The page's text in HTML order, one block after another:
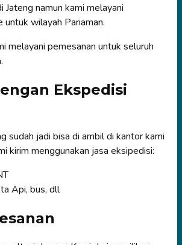
Jateng namun kami melayani
untuk wilayah Pariaman.
melayani pemesanan untuk seluruh
Ekspedisi
sudah jadi bisa di ambil di kantor kami
kirim menggunakan jasa eksipedisi:
Api, bus, dll